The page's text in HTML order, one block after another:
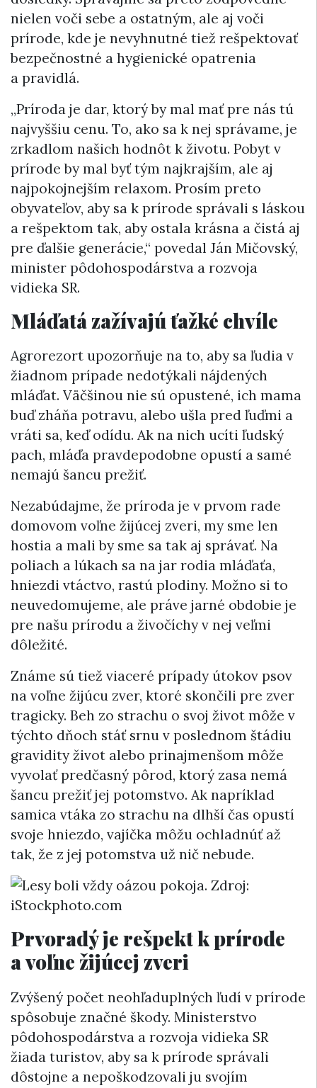
nielen voči sebe a ostatným, ale aj voči
prírode, kde je nevyhnutné tiež rešpektovať
bezpečnostné a hygienické opatrenia
a pravidlá.
„Príroda je dar, ktorý by mal mať pre nás tú
najvyššiu cenu. To, ako sa k nej správame, je
zrkadlom našich hodnôt k životu. Pobyt v
prírode by mal byť tým najkrajším, ale aj
najpokojnejším relaxom. Prosím preto
obyvateľov, aby sa k prírode správali s láskou
a rešpektom tak, aby ostala krásna a čistá aj
pre ďalšie generácie,“ povedal Ján Mičovský,
minister pôdohospodárstva a rozvoja
vidieka SR.
Mláďatá zažívajú ťažké chvíle
Agrorezort upozorňuje na to, aby sa ľudia v
žiadnom prípade nedotýkali nájdených
mláďat. Väčšinou nie sú opustené, ich mama
buď zháňa potravu, alebo ušla pred ľuďmi a
vráti sa, keď odídu. Ak na nich ucíti ľudský
pach, mláďa pravdepodobne opustí a samé
nemajú šancu prežiť.
Nezabúdajme, že príroda je v prvom rade
domovom voľne žijúcej zveri, my sme len
hostia a mali by sme sa tak aj správať. Na
poliach a lúkach sa na jar rodia mláďaťa,
hniezdi vtáctvo, rastú plodiny. Možno si to
neuvedomujeme, ale práve jarné obdobie je
pre našu prírodu a živočíchy v nej veľmi
dôležité.
Známe sú tiež viaceré prípady útokov psov
na voľne žijúcu zver, ktoré skončili pre zver
tragicky. Beh zo strachu o svoj život môže v
týchto dňoch stáť srnu v poslednom štádiu
gravidity život alebo prinajmenšom môže
vyvolať predčasný pôrod, ktorý zasa nemá
šancu prežiť jej potomstvo. Ak napríklad
samica vtáka zo strachu na dlhší čas opustí
svoje hniezdo, vajíčka môžu ochladnúť až
tak, že z jej potomstva už nič nebude.
Prvoradý je rešpekt k prírode
a voľne žijúcej zveri
Zvýšený počet neohľaduplných ľudí v prírode
spôsobuje značné škody. Ministerstvo
pôdohospodárstva a rozvoja vidieka SR
žiada turistov, aby sa k prírode správali
dôstojne a nepoškodzovali ju svojím